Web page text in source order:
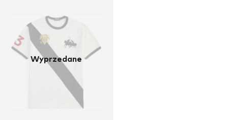
Wyprzedane